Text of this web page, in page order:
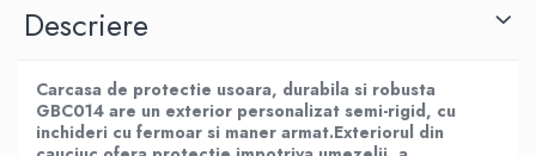
Descriere
Carcasa de protectie usoara, durabila si robusta
GBC014 are un exterior personalizat semi-rigid, cu
inchideri cu fermoar si maner armat.Exteriorul din